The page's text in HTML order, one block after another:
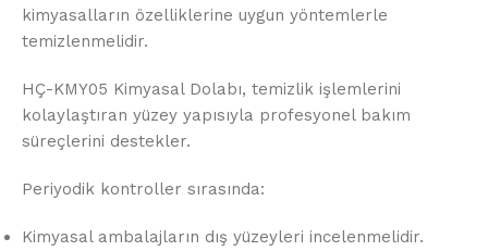
kimyasalların özelliklerine uygun yöntemlerle
temizlenmelidir.
HÇ-KMY05 Kimyasal Dolabı, temizlik işlemlerini
kolaylaştıran yüzey yapısıyla profesyonel bakım
süreçlerini destekler.
Periyodik kontroller sırasında:
Kimyasal ambalajların dış yüzeyleri incelenmelidir.